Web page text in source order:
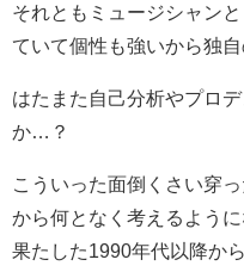
それともミュージシャン
ていて個性も強いから独
はたまた自己分析やプロ
か…？
こういった面倒くさい穿
から何となく考えるよう
果たした1990年代以降か